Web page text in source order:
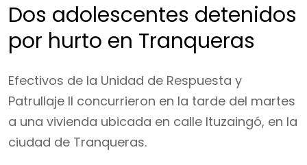
Dos adolescentes detenidos
por hurto en Tranqueras
Efectivos de la Unidad de Respuesta y
Patrullaje II concurrieron en la tarde del martes
a una vivienda ubicada en calle Ituzaingó, en la
ciudad de Tranqueras.